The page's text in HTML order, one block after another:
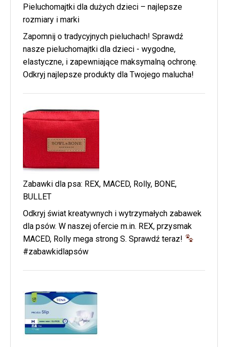
Pieluchomajtki dla dużych dzieci – najlepsze
rozmiary i marki
Zapomnij o tradycyjnych pieluchach! Sprawdź
nasze pieluchomajtki dla dzieci - wygodne,
elastyczne, i zapewniające maksymalną ochronę.
Odkryj najlepsze produkty dla Twojego malucha!
Zabawki dla psa: REX, MACED, Rolly, BONE,
BULLET
Odkryj świat kreatywnych i wytrzymałych zabawek
dla psów. W naszej ofercie m.in. REX, przysmak
MACED, Rolly mega strong S. Sprawdź teraz!
#zabawkidlapsów